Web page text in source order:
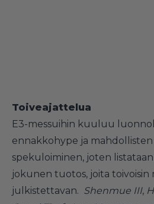
Toiveajattelua
E3-messuihin kuuluu
ennakkohype ja
spekuloiminen, joten
jokunen tuotos, joita toivoisin
julkistettavan. Shenmue III,